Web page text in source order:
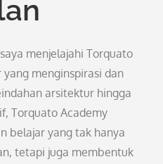
menjelajahi Torquato
menginspirasi dan
arsitektur hingga
Torquato Academy
belajar yang tak hanya
tetapi juga membentuk